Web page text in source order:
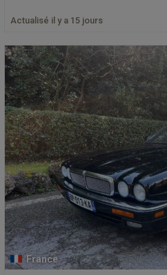
Actualisé il y a 15 jours
France